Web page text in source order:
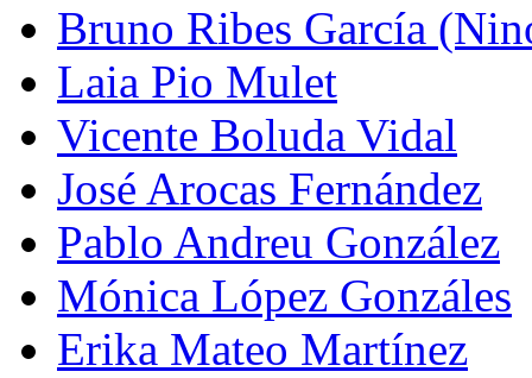
Bruno Ribes García
Laia Pio Mulet
Vicente Boluda Vidal
José Arocas Fernández
Pablo Andreu González
Mónica López Gonzáles
Erika Mateo Martínez